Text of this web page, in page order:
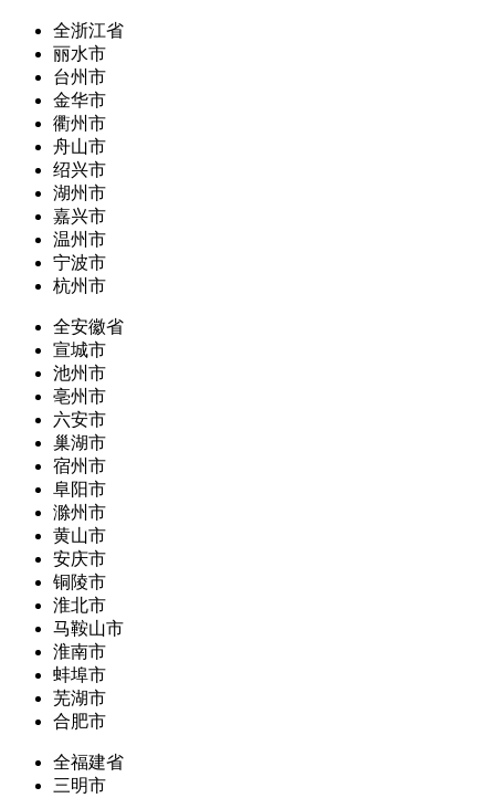
全浙江省
丽水市
台州市
金华市
衢州市
舟山市
绍兴市
湖州市
嘉兴市
温州市
宁波市
杭州市
全安徽省
宣城市
池州市
亳州市
六安市
巢湖市
宿州市
阜阳市
滁州市
黄山市
安庆市
铜陵市
淮北市
马鞍山市
淮南市
蚌埠市
芜湖市
合肥市
全福建省
三明市